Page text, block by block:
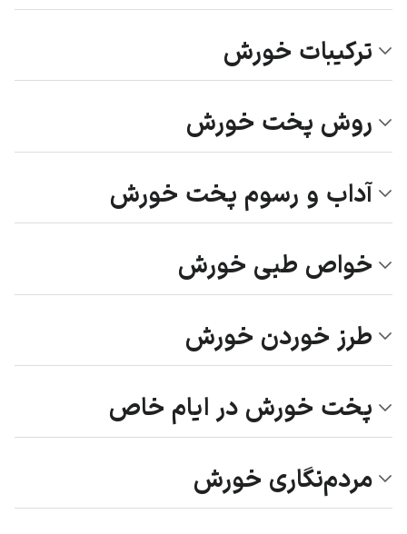
ترکیبات خورش
روش پخت خورش
آداب و رسوم پخت خورش
خواص طبی خورش
طرز خوردن خورش
پخت خورش در ایام خاص
مردم‌نگاری خورش